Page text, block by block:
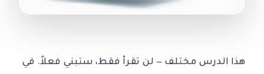
هذا الدرس مختلف — لن تقرأ فقط، ستبني فعلاً. في